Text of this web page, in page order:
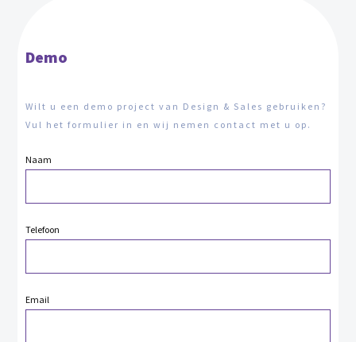
Demo
Wilt u een demo project van Design & Sales gebruiken?
Vul het formulier in en wij nemen contact met u op.
Naam
Telefoon
Email